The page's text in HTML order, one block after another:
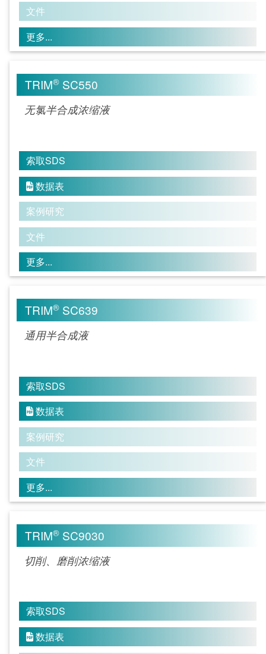
文件
更多...
TRIM® SC550
无氯半合成浓缩液
索取SDS
 数据表
案例研究
文件
更多...
TRIM® SC639
通用半合成液
索取SDS
 数据表
案例研究
文件
更多...
TRIM® SC9030
切削、磨削浓缩液
索取SDS
 数据表